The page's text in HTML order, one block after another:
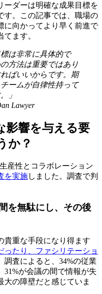
ーダーは明確な成果目標を
す。この記事では、職場の
に向かってより早く前進で
ます。
は非常に具体的で
方法は重要ではあり
ばいいからです。期
ームが自律性持って
」
Lawyer
影響を与える要
か？
産性とコラボレーション
を実施しました。調査で判
を無駄にし、その後
貴重な手段になり得ます
ったり、ファシリテーショ
調査によると、34%の従業
31%が会議の間で情報が失
大の障壁だと感じていま